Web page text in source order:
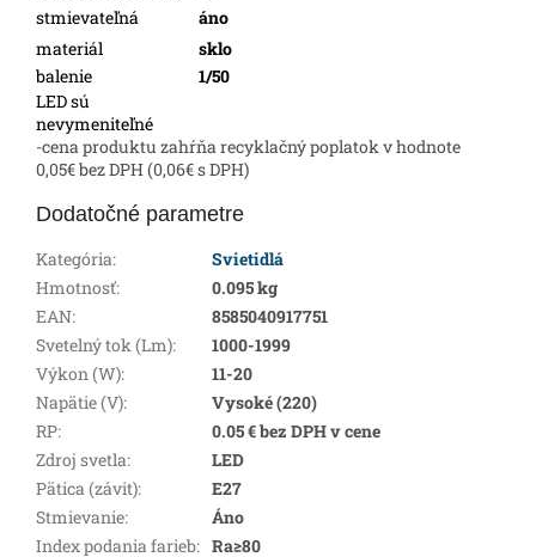
stmievateľná
áno
materiál
sklo
balenie
1/50
LED sú
nevymeniteľné
-cena produktu zahŕňa recyklačný poplatok v hodnote
0,05€ bez DPH (0,06€ s DPH)
Dodatočné parametre
Kategória:
Svietidlá
Hmotnosť:
0.095 kg
EAN:
8585040917751
Svetelný tok (Lm):
1000-1999
Výkon (W):
11-20
Napätie (V):
Vysoké (220)
RP:
0.05 € bez DPH v cene
Zdroj svetla:
LED
Pätica (závit):
E27
Stmievanie:
Áno
Index podania farieb: Ra≥80